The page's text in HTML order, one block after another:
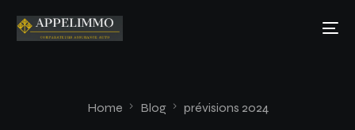
Home Blog prévisions 2024